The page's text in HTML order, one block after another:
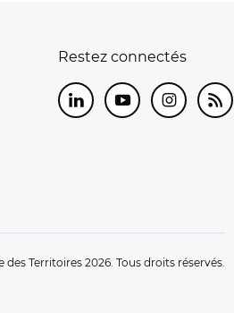
Restez connectés
LinkedInYoutubeInstagram
RSS
des Territoires 2026. Tous droits réservés.